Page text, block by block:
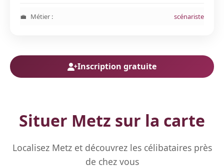
Métier : scénariste
Inscription gratuite
Situer Metz sur la carte
Localisez Metz et découvrez les célibataires près
de chez vous